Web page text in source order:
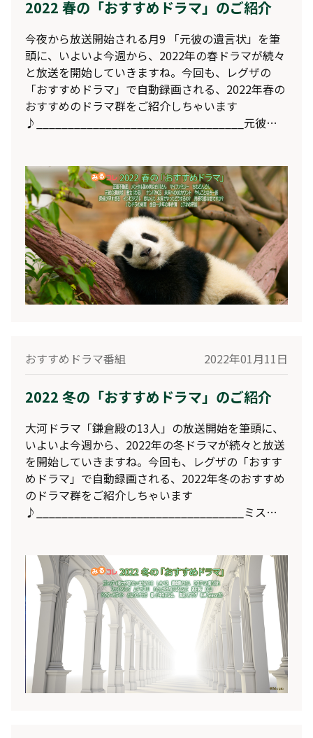
2022 春の「おすすめドラマ」のご紹介
今夜から放送開始される月9 「元彼の遺言状」を筆
頭に、いよいよ今週から、2022年の春ドラマが続々
と放送を開始していきますね。今回も、レグザの
「おすすめドラマ」で自動録画される、2022年春の
おすすめのドラマ群をご紹介しちゃいます
♪_________________________________元彼の
優子要 潤、野間口 徹、佐戸井けん太、笹野高史、萬
田久子、浅野和之原作：『元彼の遺言状』新川帆立
（宝島社）
https://www.fujitv.co.jp/motokare/index.html
おすすめドラマ番組 2022年01月11日
2022 冬の「おすすめドラマ」のご紹介
大河ドラマ「鎌倉殿の13人」の放送開始を筆頭に、
いよいよ今週から、2022年の冬ドラマが続々と放送
を開始していきますね。今回も、レグザの「おすす
めドラマ」で自動録画される、2022年冬のおすすめ
のドラマ群をご紹介しちゃいます
♪_________________________________ミステ
筒井道隆、遠藤憲一原作：『ミステリと言う勿れ』
田村由美（小学館『月刊フラワーズ』連載中）